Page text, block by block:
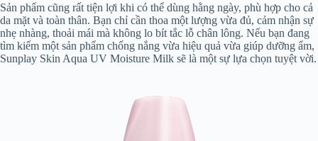
Sản phẩm cũng rất tiện lợi khi có thể dùng hằng ngày, phù hợp cho cả
da mặt và toàn thân. Bạn chỉ cần thoa một lượng vừa đủ, cảm nhận sự
nhẹ nhàng, thoải mái mà không lo bít tắc lỗ chân lông. Nếu bạn đang
tìm kiếm một sản phẩm chống nắng vừa hiệu quả vừa giúp dưỡng ẩm,
Sunplay Skin Aqua UV Moisture Milk sẽ là một sự lựa chọn tuyệt vời.